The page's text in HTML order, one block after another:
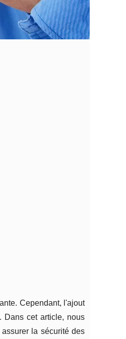
Cependant, l'ajout
Dans cet article, nous
la sécurité des